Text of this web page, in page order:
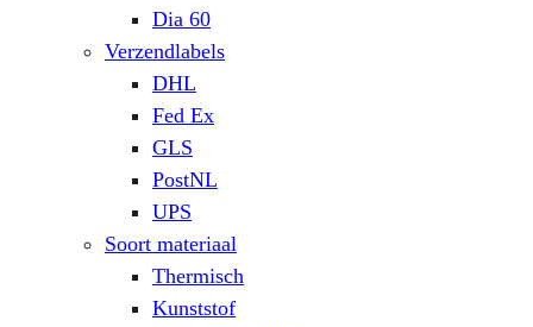
Dia 60
Verzendlabels
DHL
Fed Ex
GLS
PostNL
UPS
Soort materiaal
Thermisch
Kunststof